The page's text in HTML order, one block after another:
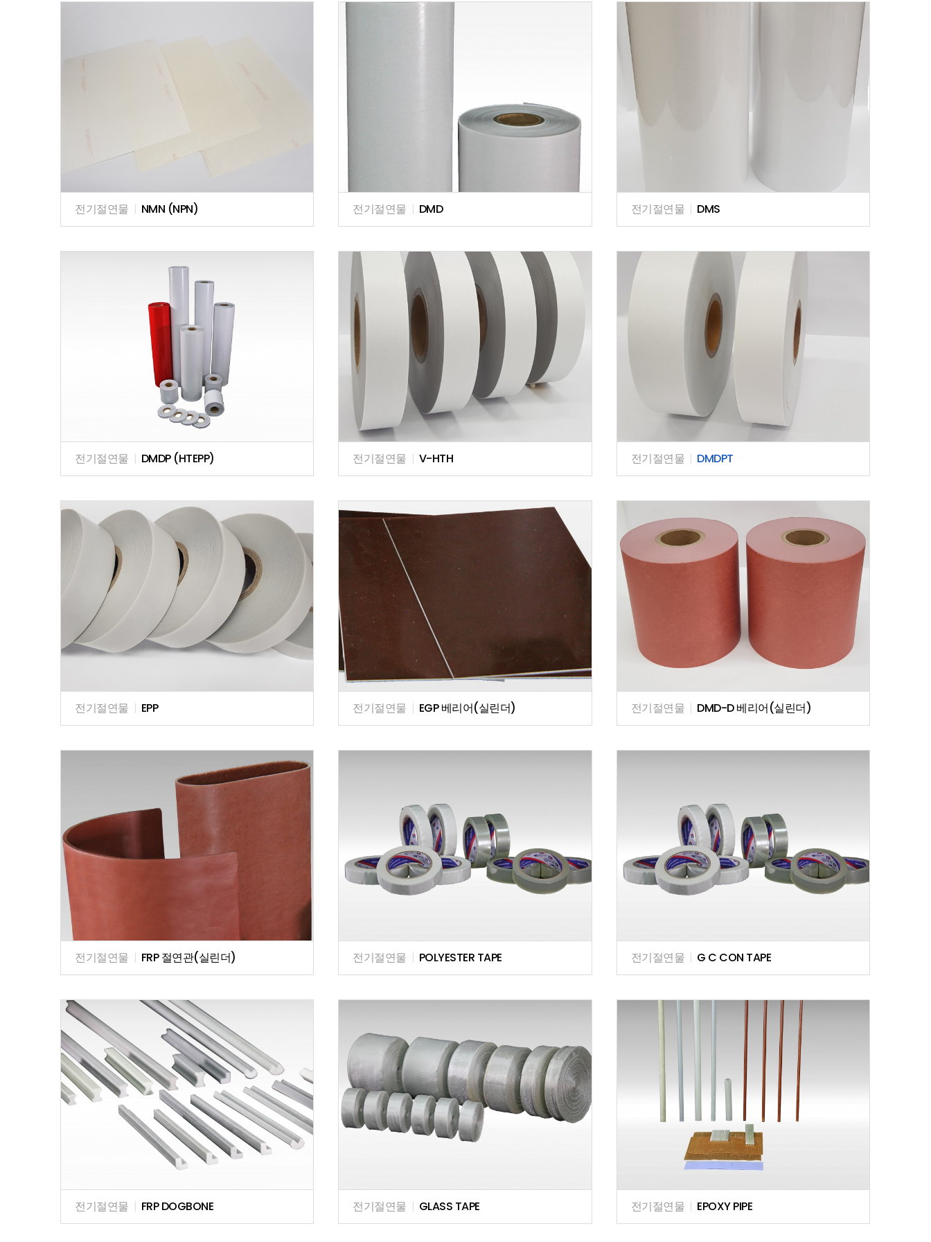
전기절연물 | NMN (NPN) 전기절연물 | DMD 전기절연물 | DMS
전기절연물 | DMDP (HTEPP) 전기절연물 | V-HTH 전기절연물 | DMDPT
전기절연물 | EPP 전기절연물 | EGP 베리어(실린더) 전기절연물 | DMD-D 베리어(실린더)
전기절연물 | FRP 절연관(실린더) 전기절연물 | POLYESTER TAPE 전기절연물 | G C CON TAPE
전기절연물 | FRP DOGBONE 전기절연물 | GLASS TAPE 전기절연물 | EPOXY PIPE